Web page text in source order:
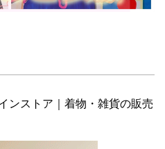
ンストア｜着物・雑貨の販売